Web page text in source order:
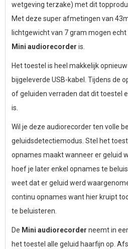
wetgeving terzake) met dit
Met deze super afmetingen van
lichtgewicht van 7 gram mogen
Mini audiorecorder is.
Het toestel is heel makkelijk
bijgeleverde USB-kabel. Tijdens de
of geluiden verraden dat dit toestel
is.
Wil je deze audiorecorder ten volle
geluidsdetectiemodus. Stel het
opnames maakt wanneer er geluid
hoef je later enkel opnames te
weet dat er geluid werd
continu opnames want hier kruipt
te beluisteren.
De Mini audiorecorder neemt in
het toestel alle geluid haarfijn op.